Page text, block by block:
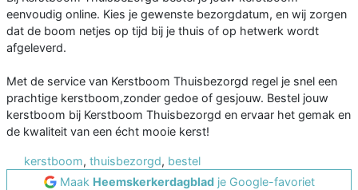
eenvoudig online. Kies je gewenste bezorgdatum, en wij zorgen
dat de boom netjes op tijd bij je thuis of op hetwerk wordt
afgeleverd.
Met de service van Kerstboom Thuisbezorgd regel je snel een
prachtige kerstboom,zonder gedoe of gesjouw. Bestel jouw
kerstboom bij Kerstboom Thuisbezorgd en ervaar het gemak en
de kwaliteit van een écht mooie kerst!
kerstboom, thuisbezorgd, bestel
Maak Heemskerkerdagbladje Google-favoriet